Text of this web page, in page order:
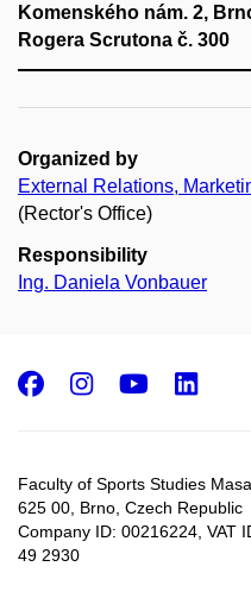
Komenského nám. 2,
Rogera Scrutona č. 300
Organized by
External Relations,
(Rector's Office)
Responsibility
Ing. Daniela Vonbauer
Faculty of Sports Studies
625 00, Brno, Czech Republic
Company ID: 00216224, VAT
49 2930
Facebook